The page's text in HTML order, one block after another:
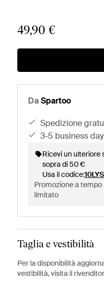
49,90 €
Da Spartoo
spedizione
3-5 business
Ricevi un ulteriore
sopra di 50 €
Usa il codice:
Promozione a tempo
limitato
Taglia e vestibilità
Per la disponibilità
vestibilità, visita il